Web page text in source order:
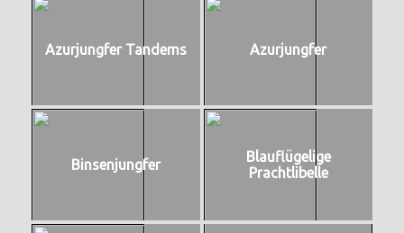
Azurjungfer Tandems Azurjungfer
Binsenjungfer
Blauflügelige
Prachtlibelle